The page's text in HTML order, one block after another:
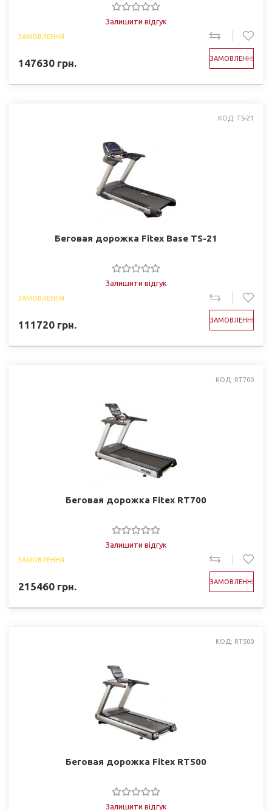
Залишити відгук
ЗАМОВЛЕННЯ
147630 грн. ЗАМОВЛЕННЯ
КОД: TS-21
Беговая дорожка Fitex Base TS-21
Залишити відгук
ЗАМОВЛЕННЯ
111720 грн. ЗАМОВЛЕННЯ
КОД: RT700
Беговая дорожка Fitex RT700
Залишити відгук
ЗАМОВЛЕННЯ
215460 грн. ЗАМОВЛЕННЯ
КОД: RT500
Беговая дорожка Fitex RT500
Залишити відгук